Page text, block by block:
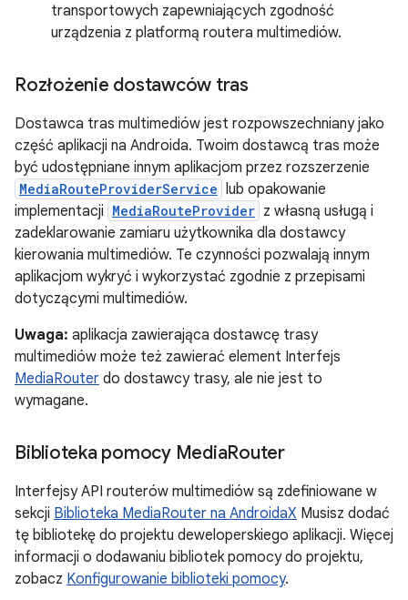
transportowych zapewniających zgodność
urządzenia z platformą routera multimediów.
Rozłożenie dostawców tras
Dostawca tras multimediów jest rozpowszechniany jako
część aplikacji na Androida. Twoim dostawcą tras może
być udostępniane innym aplikacjom przez rozszerzenie
MediaRouteProviderService
lub opakowanie
implementacji MediaRouteProvider z własną usługą i
zadeklarowanie zamiaru użytkownika dla dostawcy
kierowania multimediów. Te czynności pozwalają innym
aplikacjom wykryć i wykorzystać zgodnie z przepisami
dotyczącymi multimediów.
Uwaga: aplikacja zawierająca dostawcę trasy
multimediów może też zawierać element Interfejs
MediaRouter do dostawcy trasy, ale nie jest to
wymagane.
Biblioteka pomocy MediaRouter
Interfejsy API routerów multimediów są zdefiniowane w
sekcji Biblioteka MediaRouter na AndroidaX Musisz dodać
tę bibliotekę do projektu deweloperskiego aplikacji. Więcej
informacji o dodawaniu bibliotek pomocy do projektu,
zobacz Konfigurowanie biblioteki pomocy.